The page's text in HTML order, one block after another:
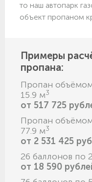
то наш автопарк
объект пропаном
Примеры
пропана:
Пропан
15.9 м3
от 517 725
Пропан
77.9 м3
от 2 531 425
26 баллонов по
от 18 590